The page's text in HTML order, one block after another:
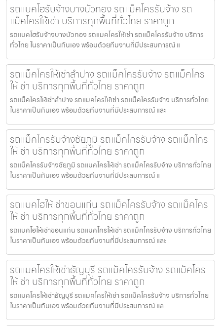
รถแบคโฮรับจ้างบางบัวทอง รถแม็คโครรับจ้าง รถ
แม็คโครให้เช่า บริการทุกพื้นที่ทั่วไทย ราคาถูก
รถแบคโฮรับจ้างบางบัวทอง รถแมคโครให้เช่า รถแม็คโครรับจ้าง บริการ
ทั่วไทย ในราคาเป็นกันเอง พร้อมด้วยทีมงานที่มีประสบการณ์ แ
รถแม็คโครให้เช่าลำปาง รถแม็คโครรับจ้าง รถแม็คโคร
ให้เช่า บริการทุกพื้นที่ทั่วไทย ราคาถูก
รถแม็คโครให้เช่าลำปาง รถแมคโครให้เช่า รถแม็คโครรับจ้าง บริการทั่วไทย
ในราคาเป็นกันเอง พร้อมด้วยทีมงานที่มีประสบการณ์ และ
รถแม็คโครรับจ้างชัยภูมิ รถแม็คโครรับจ้าง รถแม็คโคร
ให้เช่า บริการทุกพื้นที่ทั่วไทย ราคาถูก
รถแม็คโครรับจ้างชัยภูมิ รถแมคโครให้เช่า รถแม็คโครรับจ้าง บริการทั่วไทย
ในราคาเป็นกันเอง พร้อมด้วยทีมงานที่มีประสบการณ์ แ
รถแบคโฮให้เช่าขอนแก่น รถแม็คโครรับจ้าง รถแม็คโคร
ให้เช่า บริการทุกพื้นที่ทั่วไทย ราคาถูก
รถแบคโฮให้เช่าขอนแก่น รถแมคโครให้เช่า รถแม็คโครรับจ้าง บริการทั่วไทย
ในราคาเป็นกันเอง พร้อมด้วยทีมงานที่มีประสบการณ์ และ
รถแมคโครให้เช่าธัญบุรี รถแม็คโครรับจ้าง รถแม็คโคร
ให้เช่า บริการทุกพื้นที่ทั่วไทย ราคาถูก
รถแมคโครให้เช่าธัญบุรี รถแมคโครให้เช่า รถแม็คโครรับจ้าง บริการทั่วไทย
ในราคาเป็นกันเอง พร้อมด้วยทีมงานที่มีประสบการณ์ แล